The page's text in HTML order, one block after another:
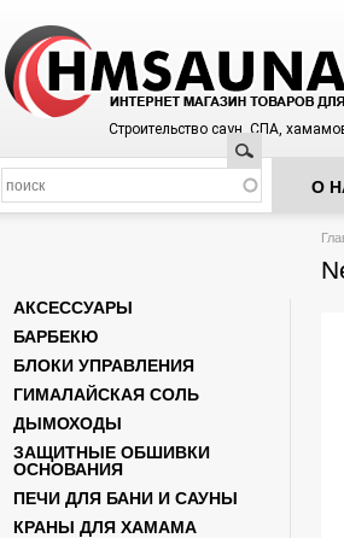
Строительство саун, СПА,
Поиск
О
Вы
АКСЕССУАРЫ
БАРБЕКЮ
БЛОКИ УПРАВЛЕНИЯ
ГИМАЛАЙСКАЯ СОЛЬ
ДЫМОХОДЫ
ЗАЩИТНЫЕ ОБШИВКИ
ОСНОВАНИЯ
ПЕЧИ ДЛЯ БАНИ И САУНЫ
КРАНЫ ДЛЯ ХАМАМА